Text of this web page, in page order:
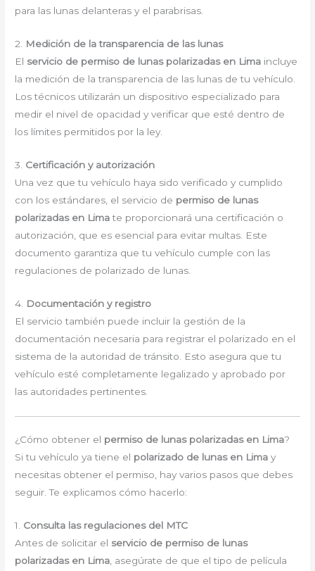
para las lunas delanteras y el parabrisas.
2. Medición de la transparencia de las lunas
El servicio de permiso de lunas polarizadas en Lima incluye
la medición de la transparencia de las lunas de tu vehículo.
Los técnicos utilizarán un dispositivo especializado para
medir el nivel de opacidad y verificar que esté dentro de
los límites permitidos por la ley.
3. Certificación y autorización
Una vez que tu vehículo haya sido verificado y cumplido
con los estándares, el servicio de permiso de lunas
polarizadas en Limate proporcionará una certificación o
autorización, que es esencial para evitar multas. Este
documento garantiza que tu vehículo cumple con las
regulaciones de polarizado de lunas.
4. Documentación y registro
El servicio también puede incluir la gestión de la
documentación necesaria para registrar el polarizado en el
sistema de la autoridad de tránsito. Esto asegura que tu
vehículo esté completamente legalizado y aprobado por
las autoridades pertinentes.
¿Cómo obtener el permiso de lunas polarizadas en Lima?
Si tu vehículo ya tiene el polarizado de lunas en Lima y
necesitas obtener el permiso, hay varios pasos que debes
seguir. Te explicamos cómo hacerlo:
1. Consulta las regulaciones del MTC
Antes de solicitar el servicio de permiso de lunas
polarizadas en Lima, asegúrate de que el tipo de película